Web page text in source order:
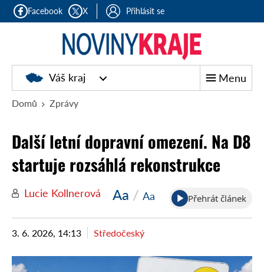
Facebook X Přihlásit se
Noviny
kraje
Váš kraj Menu
Domů Zprávy
Další letní dopravní omezení. Na D8
startuje rozsáhlá rekonstrukce
Lucie Kollnerová Aa / Aa Přehrát článek
3. 6. 2026, 14:13 Středočeský